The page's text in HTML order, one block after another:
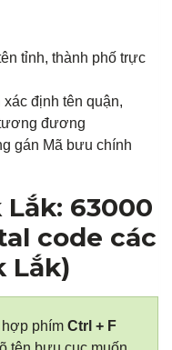
tỉnh, thành phố trực
xác định tên quận,
đương
gán Mã bưu chính
63000
code các
Lắk)
hợp phím Ctrl + F